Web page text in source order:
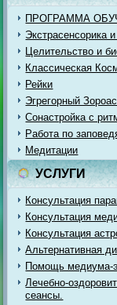
ПРОГРАММА
Экстрасенсорика
Целительство и
Классическая
Рейки
Эгрегорный
Сонастройка с
Работа по
Медитации
УСЛУГИ
Консультация
Консультация
Консультация
Альтернативная
Помощь медиума-
Лечебно-
сеансы.